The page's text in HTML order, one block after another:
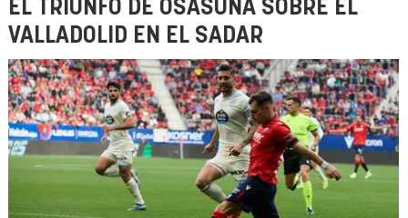
EL TRIUNFO DE OSASUNA SOBRE EL
VALLADOLID EN EL SADAR